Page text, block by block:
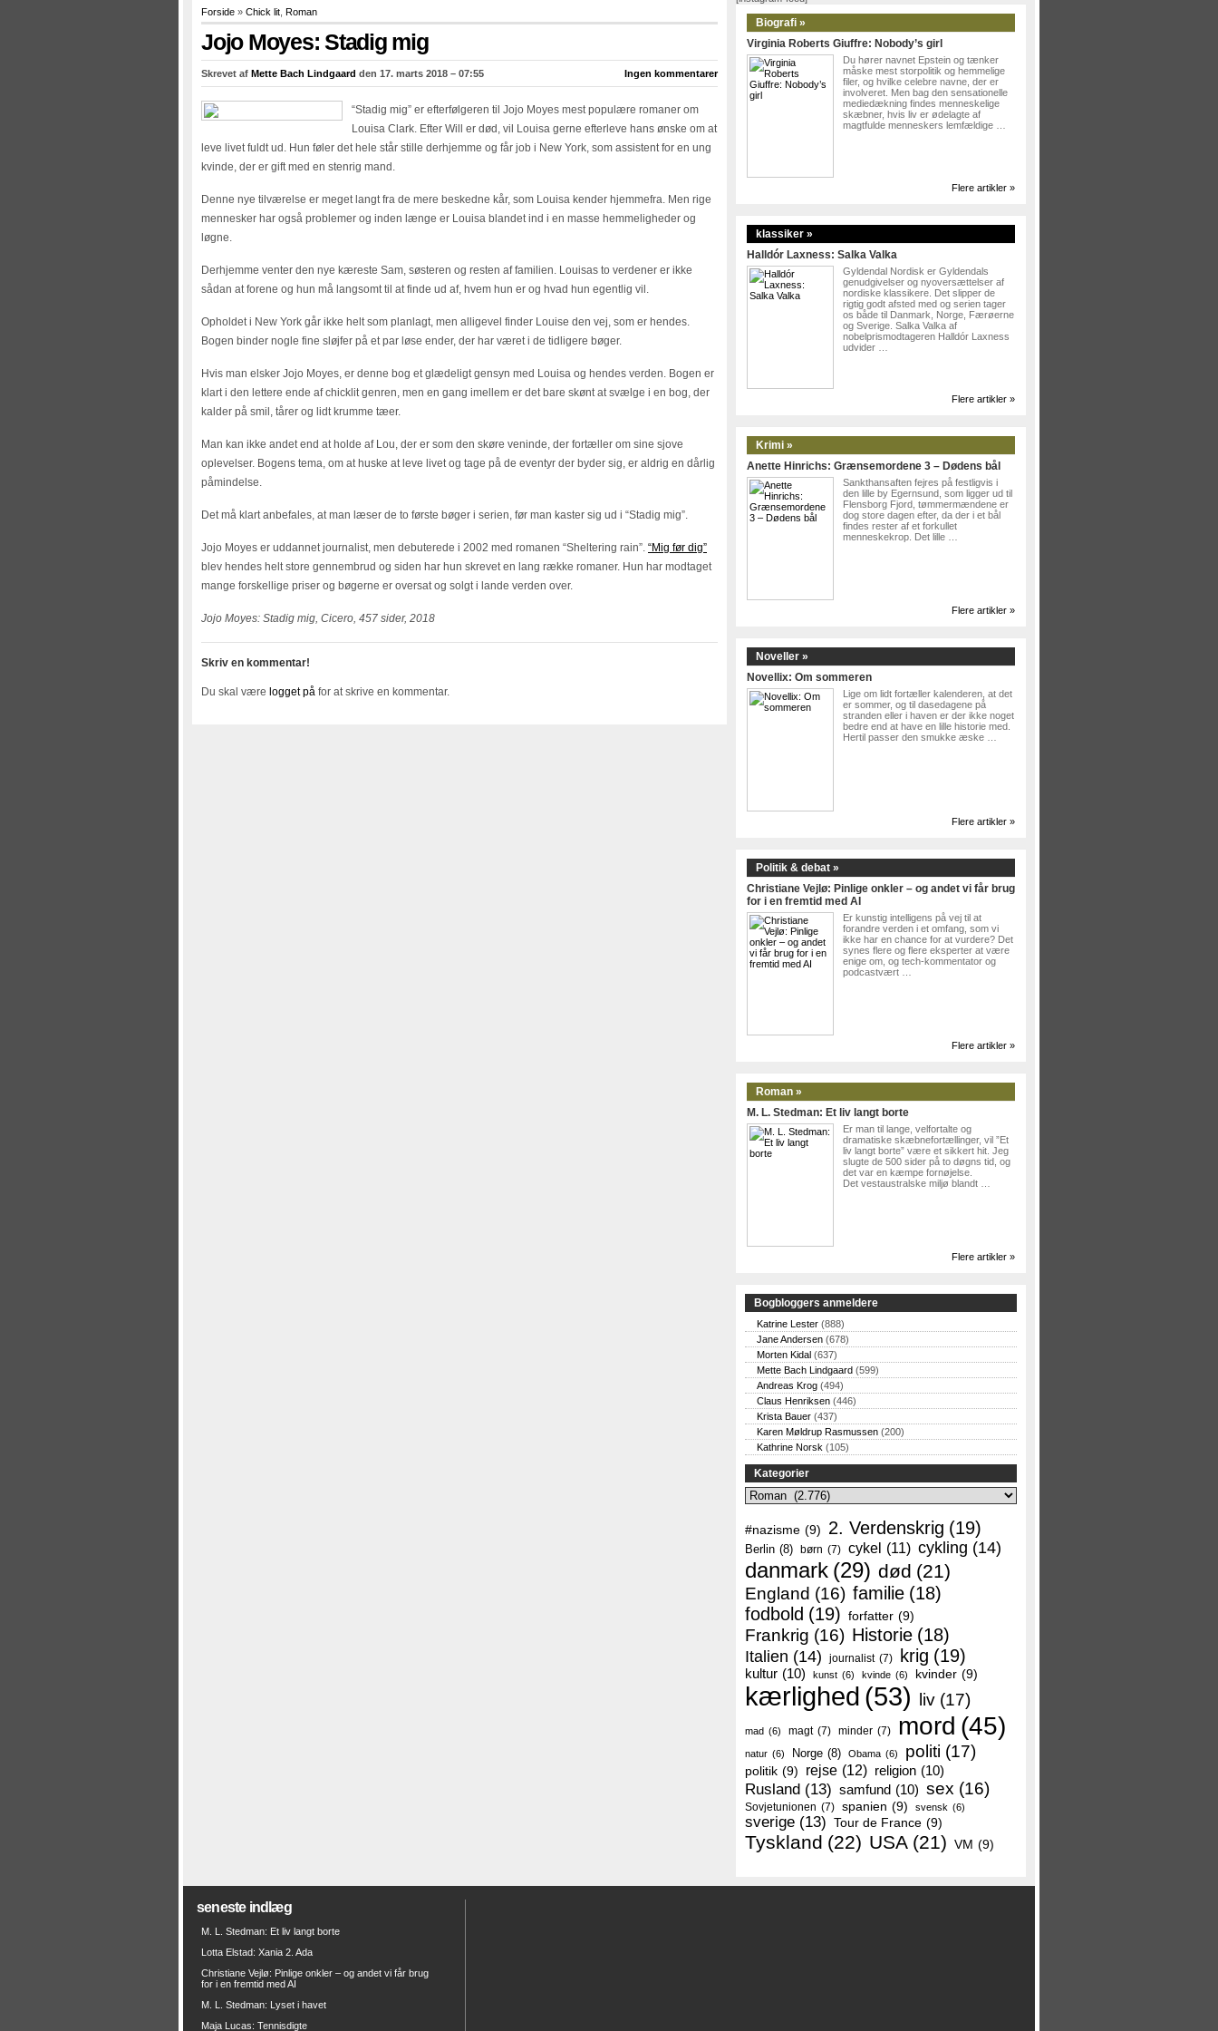
Forside » Chick lit Roman
Jojo Moyes: Stadig mig
Skrevet af Mette Bach Lindgaard den 17. marts 2018 – 07:55 Ingen kommentarer
“Stadig mig” er efterfølgeren til Jojo Moyes mest populære romaner om
Louisa Clark. Efter Will er død, vil Louisa gerne efterleve hans ønske om at
leve livet fuldt ud. Hun føler det hele står stille derhjemme og får job i New York, som assistent for en ung
kvinde, der er gift med en stenrig mand.
Denne nye tilværelse er meget langt fra de mere beskedne kår, som Louisa kender hjemmefra. Men rige
mennesker har også problemer og inden længe er Louisa blandet ind i en masse hemmeligheder og
løgne.
Derhjemme venter den nye kæreste Sam, søsteren og resten af familien. Louisas to verdener er ikke
sådan at forene og hun må langsomt til at finde ud af, hvem hun er og hvad hun egentlig vil.
Opholdet i New York går ikke helt som planlagt, men alligevel finder Louise den vej, som er hendes.
Bogen binder nogle fine sløjfer på et par løse ender, der har været i de tidligere bøger.
Hvis man elsker Jojo Moyes, er denne bog et glædeligt gensyn med Louisa og hendes verden. Bogen er
klart i den lettere ende af chicklit genren, men en gang imellem er det bare skønt at svælge i en bog, der
kalder på smil, tårer og lidt krumme tæer.
Man kan ikke andet end at holde af Lou, der er som den skøre veninde, der fortæller om sine sjove
oplevelser. Bogens tema, om at huske at leve livet og tage på de eventyr der byder sig, er aldrig en dårlig
påmindelse.
Det må klart anbefales, at man læser de to første bøger i serien, før man kaster sig ud i “Stadig mig”.
Jojo Moyes er uddannet journalist, men debuterede i 2002 med romanen “Sheltering rain”. “Mig før dig”
blev hendes helt store gennembrud og siden har hun skrevet en lang række romaner. Hun har modtaget
mange forskellige priser og bøgerne er oversat og solgt i lande verden over.
Jojo Moyes: Stadig mig, Cicero, 457 sider, 2018
Skriv en kommentar!
Du skal være logget på for at skrive en kommentar.
Biografi »
Virginia Roberts Giuffre: Nobody’s girl
Du hører navnet Epstein og tænker
måske mest storpolitik og hemmelige
filer, og hvilke celebre navne, der er
involveret. Men bag den sensationelle
mediedækning findes menneskelige
skæbner, hvis liv er ødelagte af
magtfulde menneskers lemfældige …
Flere artikler »
klassiker »
Halldór Laxness: Salka Valka
Gyldendal Nordisk er Gyldendals
genudgivelser og nyoversættelser af
nordiske klassikere. Det slipper de
rigtig godt afsted med og serien tager
os både til Danmark, Norge, Færøerne
og Sverige. Salka Valka af
nobelprismodtageren Halldór Laxness
udvider …
Flere artikler »
Krimi »
Anette Hinrichs: Grænsemordene 3 – Dødens bål
Sankthansaften fejres på festligvis i
den lille by Egernsund, som ligger ud til
Flensborg Fjord, tømmermændene er
dog store dagen efter, da der i et bål
findes rester af et forkullet
menneskekrop. Det lille …
Flere artikler »
Noveller »
Novellix: Om sommeren
Lige om lidt fortæller kalenderen, at det
er sommer, og til dasedagene på
stranden eller i haven er der ikke noget
bedre end at have en lille historie med.
Hertil passer den smukke æske …
Flere artikler »
Politik & debat »
Christiane Vejlø: Pinlige onkler – og andet vi får brug
for i en fremtid med AI
Er kunstig intelligens på vej til at
forandre verden i et omfang, som vi
ikke har en chance for at vurdere? Det
synes flere og flere eksperter at være
enige om, og tech-kommentator og
podcastvært …
Flere artikler »
Roman »
M. L. Stedman: Et liv langt borte
Er man til lange, velfortalte og
dramatiske skæbnefortællinger, vil ”Et
liv langt borte” være et sikkert hit. Jeg
slugte de 500 sider på to døgns tid, og
det var en kæmpe fornøjelse.
Det vestaustralske miljø blandt …
Flere artikler »
Bogbloggers anmeldere
Katrine Lester (888)
Jane Andersen (678)
Morten Kidal (637)
Mette Bach Lindgaard (599)
Andreas Krog (494)
Claus Henriksen (446)
Krista Bauer (437)
Karen Møldrup Rasmussen (200)
Kathrine Norsk (105)
Kategorier
Kategorier
#nazisme (9) 2. Verdenskrig (19)
Berlin (8) børn (7) cykel (11) cykling (14)
danmark (29) død (21)
England (16) familie (18)
fodbold (19) forfatter (9)
Frankrig (16) Historie (18)
Italien (14) journalist (7) krig (19)
kultur (10) kunst (6) kvinde (6) kvinder (9)
kærlighed (53) liv (17)
mad (6) magt (7) minder (7) mord (45)
natur (6) Norge (8) Obama (6) politi (17)
politik (9) rejse (12) religion (10)
Rusland (13) samfund (10) sex (16)
Sovjetunionen (7) spanien (9) svensk (6)
sverige (13) Tour de France (9)
Tyskland (22) USA (21) VM (9)
seneste indlæg
M. L. Stedman: Et liv langt borte
Lotta Elstad: Xania 2. Ada
Christiane Vejlø: Pinlige onkler – og andet vi får brug
for i en fremtid med AI
M. L. Stedman: Lyset i havet
Maja Lucas: Tennisdigte